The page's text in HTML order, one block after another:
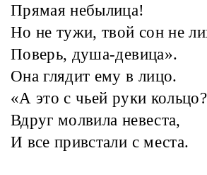
Прямая небылица!
Но не тужи, твой сон не
Поверь, душа-девица».
Она глядит ему в лицо.
«А это с чьей руки
Вдруг молвила невеста,
И все привстали с места.